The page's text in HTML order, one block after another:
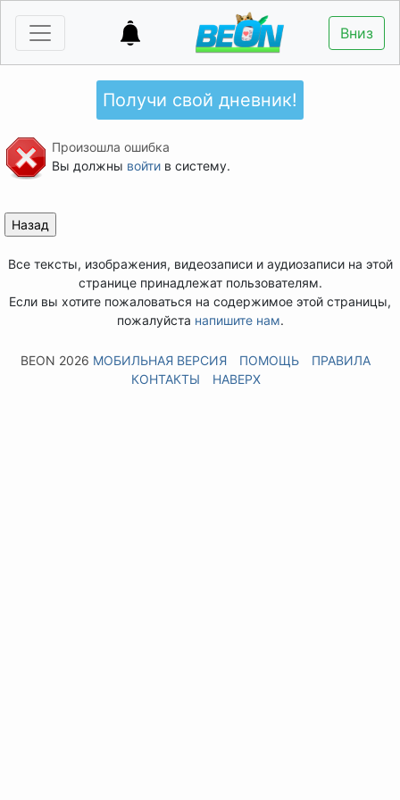
Вниз
Получи свой дневник!
Произошла ошибка
Вы должны войтив систему.
Все тексты, изображения, видеозаписи и аудиозаписи на этой
странице принадлежат пользователям.
Если вы хотите пожаловаться на содержимое этой страницы,
пожалуйста напишите нам.
BEON 2026 МОБИЛЬНАЯ ВЕРСИЯ ПОМОЩЬ
ПРАВИЛА
КОНТАКТЫ
НАВЕРХ